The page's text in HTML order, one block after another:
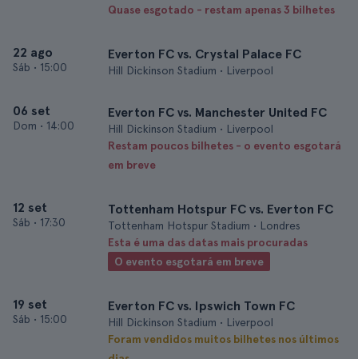
Quase esgotado - restam apenas 3 bilhetes
22 ago
Sáb • 15:00
Everton FC vs. Crystal Palace FC
Hill Dickinson Stadium • Liverpool
06 set
Dom • 14:00
Everton FC vs. Manchester United FC
Hill Dickinson Stadium • Liverpool
Restam poucos bilhetes - o evento esgotará
em breve
12 set
Sáb • 17:30
Tottenham Hotspur FC vs. Everton FC
Tottenham Hotspur Stadium • Londres
Esta é uma das datas mais procuradas
O evento esgotará em breve
19 set
Sáb • 15:00
Everton FC vs. Ipswich Town FC
Hill Dickinson Stadium • Liverpool
Foram vendidos muitos bilhetes nos últimos